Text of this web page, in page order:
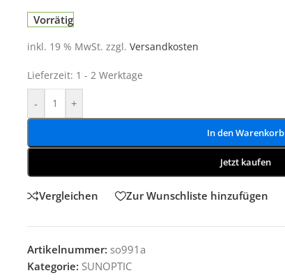
Vorrätig
inkl. 19 % MwSt. zzgl. Versandkosten
Lieferzeit: 1 - 2 Werktage
- +
In den Warenkorb
Jetzt kaufen
Vergleichen Zur Wunschliste hinzufügen
Artikelnummer: so991a
Kategorie: SUNOPTIC